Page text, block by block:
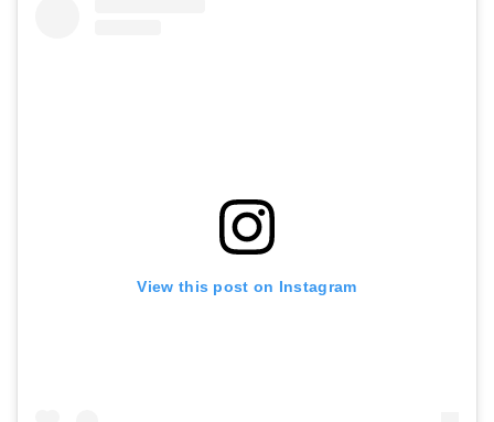
View this post on Instagram